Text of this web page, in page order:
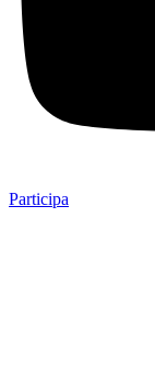
Participa